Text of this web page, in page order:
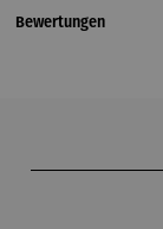
Bewertungen